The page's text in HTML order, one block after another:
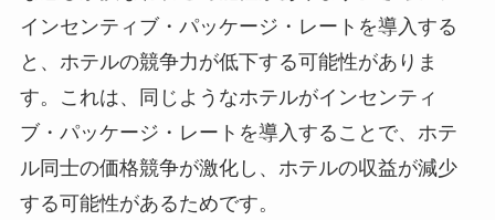
インセンティブ・パッケージ・レートを導入する
と、ホテルの競争力が低下する可能性がありま
す。これは、同じようなホテルがインセンティ
ブ・パッケージ・レートを導入することで、ホテ
ル同士の価格競争が激化し、ホテルの収益が減少
する可能性があるためです。